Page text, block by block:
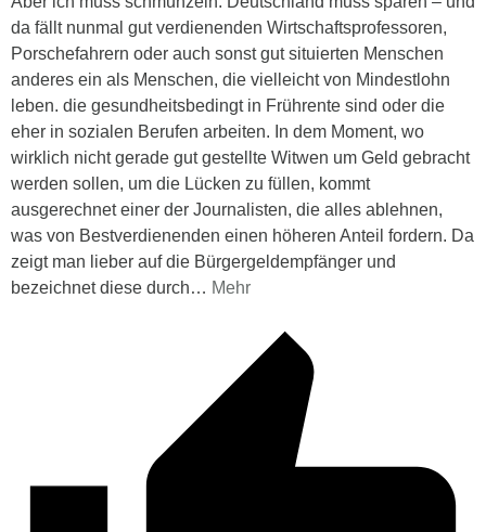
da fällt nunmal gut verdienenden Wirtschaftsprofessoren,
Porschefahrern oder auch sonst gut situierten Menschen
anderes ein als Menschen, die vielleicht von Mindestlohn
leben. die gesundheitsbedingt in Frührente sind oder die
eher in sozialen Berufen arbeiten. In dem Moment, wo
wirklich nicht gerade gut gestellte Witwen um Geld gebracht
werden sollen, um die Lücken zu füllen, kommt
ausgerechnet einer der Journalisten, die alles ablehnen,
was von Bestverdienenden einen höheren Anteil fordern. Da
zeigt man lieber auf die Bürgergeldempfänger und
bezeichnet diese durch… Mehr